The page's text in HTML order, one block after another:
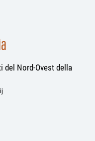
del Nord-Ovest della